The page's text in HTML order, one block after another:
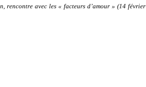
rencontre avec les « facteurs d’amour » (14 février